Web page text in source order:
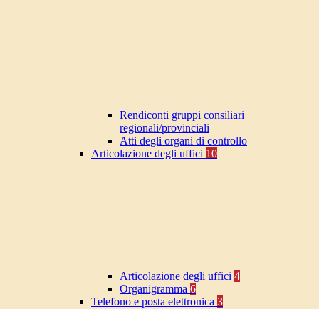
Rendiconti gruppi consiliari
regionali/provinciali
Atti degli organi di controllo
Articolazione degli uffici 10
Articolazione degli uffici 4
Organigramma 6
Telefono e posta elettronica 3